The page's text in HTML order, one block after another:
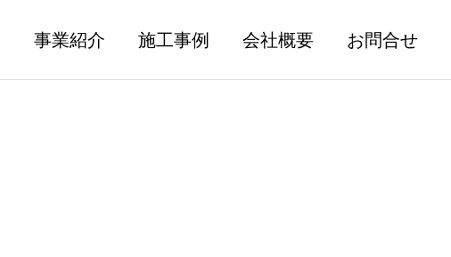
事業紹介 施工事例 会社概要 お問合せ